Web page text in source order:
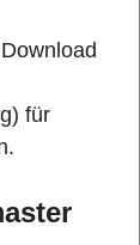
für